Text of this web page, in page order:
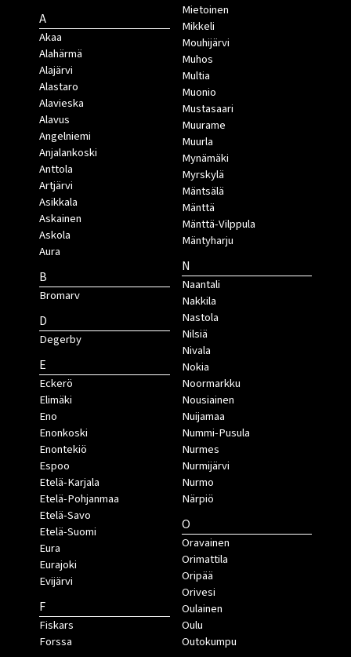
A
Akaa
Alahärmä
Alajärvi
Alastaro
Alavieska
Alavus
Angelniemi
Anjalankoski
Anttola
Artjärvi
Asikkala
Askainen
Askola
Aura
B
Bromarv
D
Degerby
E
Eckerö
Elimäki
Eno
Enonkoski
Enontekiö
Espoo
Etelä-Karjala
Etelä-Pohjanmaa
Etelä-Savo
Etelä-Suomi
Eura
Eurajoki
Evijärvi
F
Fiskars
Forssa
Mietoinen
Mikkeli
Mouhijärvi
Muhos
Multia
Muonio
Mustasaari
Muurame
Muurla
Mynämäki
Myrskylä
Mäntsälä
Mänttä
Mänttä-Vilppula
Mäntyharju
N
Naantali
Nakkila
Nastola
Nilsiä
Nivala
Nokia
Noormarkku
Nousiainen
Nuijamaa
Nummi-Pusula
Nurmes
Nurmijärvi
Nurmo
Närpiö
O
Oravainen
Orimattila
Oripää
Orivesi
Oulainen
Oulu
Outokumpu